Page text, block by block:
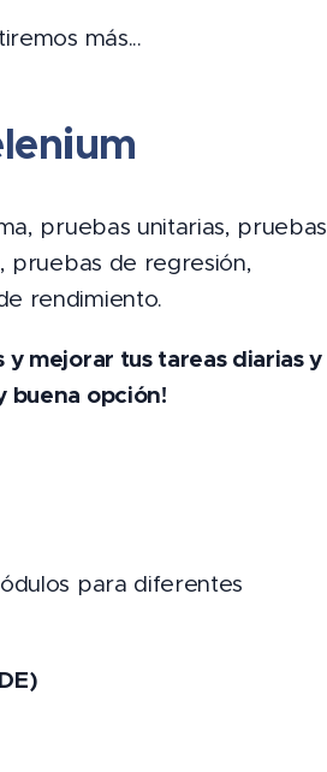
más...
pruebas unitarias, pruebas
pruebas de regresión,
rendimiento.
y mejorar tus tareas diarias y
buena opción!
para diferentes